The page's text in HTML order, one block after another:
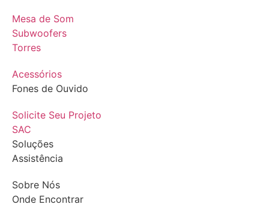
Mesa de Som
Subwoofers
Torres
Acessórios
Fones de Ouvido
Solicite Seu Projeto
SAC
Soluções
Assistência
Sobre Nós
Onde Encontrar